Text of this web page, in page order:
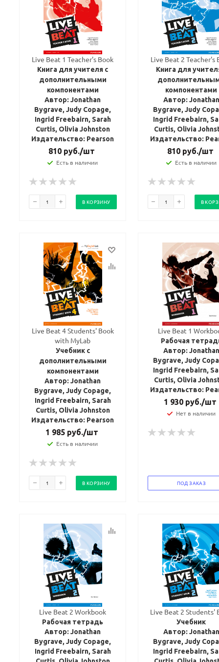
Live Beat 1 Teacher's Book
Книга для учителя с
дополнительными
компонентами
Автор: Jonathan
Bygrave, Judy Copage,
Ingrid Freebairn, Sarah
Curtis, Olivia Johnston
Издательство: Pearson
810 руб./шт
Есть в наличии
В КОРЗИНУ
Live Beat 2 Teacher's
Книга для
компонентами
Автор: Jonathan
Bygrave, Judy
Ingrid Freebairn,
Curtis, Olivia
Издательство:
810руб./шт
Есть в наличии
В
Live Beat 4 Students' Book
with MyLab
Учебник с
дополнительными
компонентами
Автор: Jonathan
Bygrave, Judy Copage,
Ingrid Freebairn, Sarah
Curtis, Olivia Johnston
Издательство: Pearson
1 985руб./шт
Есть в наличии
В КОРЗИНУ
Live Beat 1
Рабочая
Автор: Jonathan
Bygrave, Judy
Ingrid Freebairn,
Curtis, Olivia
Издательство:
1 930 руб./шт
Нет в наличии
ПОД ЗАКАЗ
Live Beat 2 Workbook
Рабочая тетрадь
Автор: Jonathan
Bygrave, Judy Copage,
Ingrid Freebairn, Sarah
Live Beat 2 Students'
Учебник
Автор: Jonathan
Bygrave, Judy
Ingrid Freebairn,